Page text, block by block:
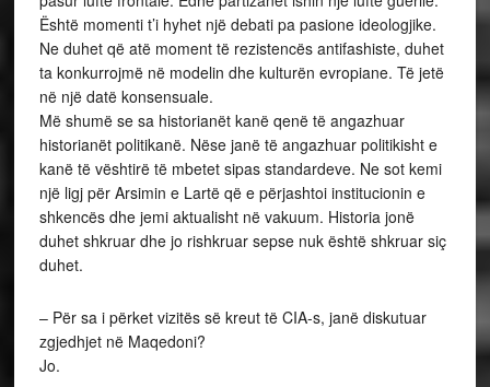
Është momenti t’i hyhet një debati pa pasione ideologjike.
Ne duhet që atë moment të rezistencës antifashiste, duhet
ta konkurrojmë në modelin dhe kulturën evropiane. Të jetë
në një datë konsensuale.
Më shumë se sa historianët kanë qenë të angazhuar
historianët politikanë. Nëse janë të angazhuar politikisht e
kanë të vështirë të mbetet sipas standardeve. Ne sot kemi
një ligj për Arsimin e Lartë që e përjashtoi institucionin e
shkencës dhe jemi aktualisht në vakuum. Historia jonë
duhet shkruar dhe jo rishkruar sepse nuk është shkruar siç
duhet.
– Për sa i përket vizitës së kreut të CIA-s, janë diskutuar
zgjedhjet në Maqedoni?
Jo.